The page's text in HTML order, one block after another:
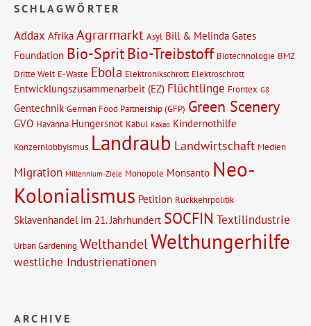
SCHLAGWÖRTER
Addax Afrika Agrarmarkt Asyl Bill & Melinda Gates
Foundation Bio-SpritBio-Treibstoff Biotechnologie BMZ
Dritte Welt E-Waste Ebola Elektronikschrott Elektroschrott
Entwicklungszusammenarbeit (EZ) Flüchtlinge Frontex G8
Gentechnik German Food Partnership (GFP) Green Scenery
GVO Havanna Hungersnot Kabul Kakao Kindernothilfe
Konzernlobbyismus Landraub Landwirtschaft Medien
Migration Millennium-Ziele Monopole Monsanto Neo-
Kolonialismus Petition Rückkehrpolitik
Sklavenhandel im 21. Jahrhundert SOCFIN Textilindustrie
Urban Gardening WelthandelWelthungerhilfe
westliche Industrienationen
ARCHIVE